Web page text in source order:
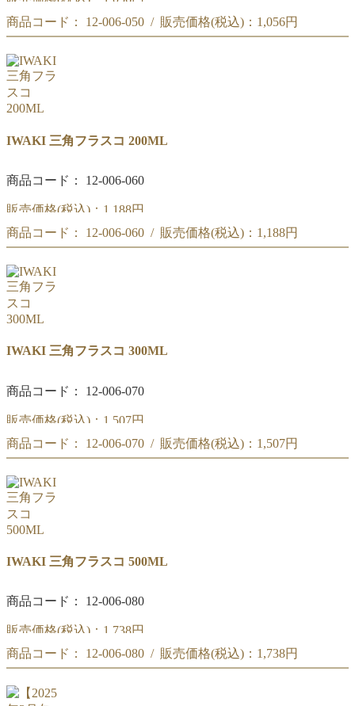
三角フラスコ 100ML
商品コード： 12-006-050 / 販売価格(税込)： 1,056円
三角フラスコ 100ML
IWAKI 三角フラスコ 200ML
商品コード： 12-006-060
販売価格(税込)： 1,188円
三角フラスコ 200ML
商品コード： 12-006-060 / 販売価格(税込)： 1,188円
三角フラスコ 200ML
IWAKI 三角フラスコ 300ML
商品コード： 12-006-070
販売価格(税込)： 1,507円
三角フラスコ 300ML
商品コード： 12-006-070 / 販売価格(税込)： 1,507円
三角フラスコ 300ML
IWAKI 三角フラスコ 500ML
商品コード： 12-006-080
販売価格(税込)： 1,738円
三角フラスコ 500ML
商品コード： 12-006-080 / 販売価格(税込)： 1,738円
三角フラスコ 500ML